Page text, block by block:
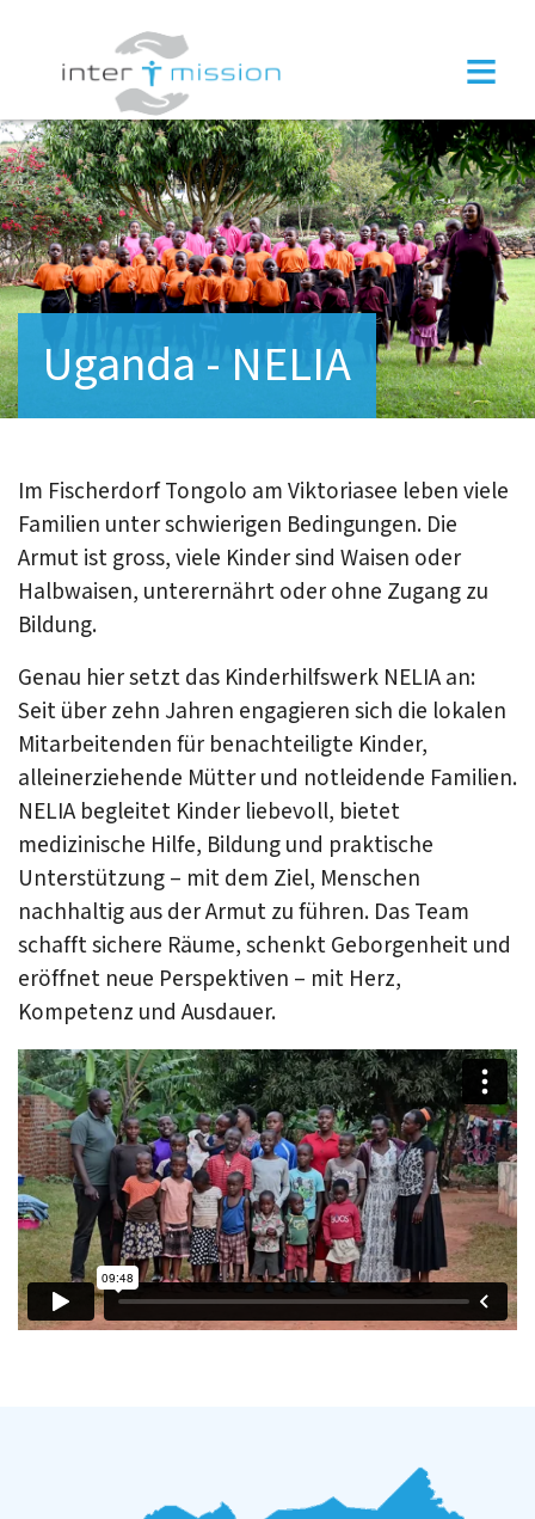
≡
Uganda - NELIA
Im Fischerdorf Tongolo am Viktoriasee leben viele
Familien unter schwierigen Bedingungen. Die
Armut ist gross, viele Kinder sind Waisen oder
Halbwaisen, unterernährt oder ohne Zugang zu
Bildung.
Genau hier setzt das Kinderhilfswerk NELIA an:
Seit über zehn Jahren engagieren sich die lokalen
Mitarbeitenden für benachteiligte Kinder,
alleinerziehende Mütter und notleidende Familien.
NELIA begleitet Kinder liebevoll, bietet
medizinische Hilfe, Bildung und praktische
Unterstützung – mit dem Ziel, Menschen
nachhaltig aus der Armut zu führen. Das Team
schafft sichere Räume, schenkt Geborgenheit und
eröffnet neue Perspektiven – mit Herz,
Kompetenz und Ausdauer.